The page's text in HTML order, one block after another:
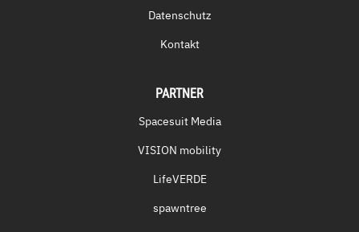
Datenschutz
Kontakt
PARTNER
Spacesuit Media
VISION mobility
LifeVERDE
spawntree